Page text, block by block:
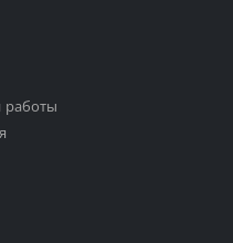
работы